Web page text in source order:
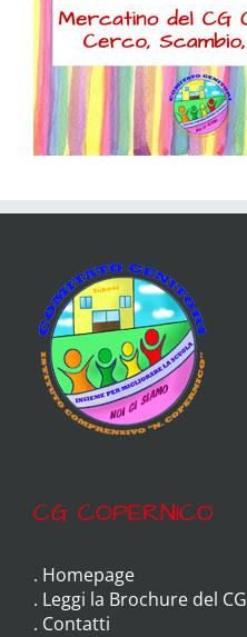
CG COPERNICO
. Homepage
. Leggi la Brochure del CG
. Contatti